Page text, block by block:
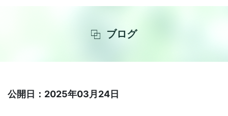
ブログ
公開日：2025年03月24日